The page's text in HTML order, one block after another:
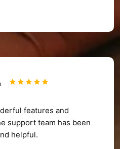
features and
support team has been
helpful.